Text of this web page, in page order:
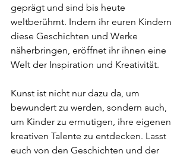
geprägt und sind bis heute
weltberühmt. Indem ihr euren Kindern
diese Geschichten und Werke
näherbringen, eröffnet ihr ihnen eine
Welt der Inspiration und Kreativität.
Kunst ist nicht nur dazu da, um
bewundert zu werden, sondern auch,
um Kinder zu ermutigen, ihre eigenen
kreativen Talente zu entdecken. Lasst
euch von den Geschichten und der